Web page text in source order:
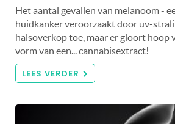
Het aantal gevallen van melanoom -
huidkanker veroorzaakt door uv-
halsoverkop toe, maar er gloort hoop
vorm van een... cannabisextract!
LEES VERDER